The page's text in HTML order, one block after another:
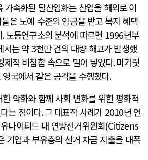
가속화된 탈산업화는 산업을 해외로 이
은 노예 수준의 임금을 받고 복지 혜택
.노동연구소의 분석에 따르면 1996년부
서는 약 3천만 건의 대량 해고가 발생했
제적 비참함 속으로 밀어 넣었다.마거릿
국에서 같은 공격을 수행했다.
악화와 함께 사회 변화를 위한 평화적
는 점이다.그 대표적 사례가 2010년 연
나이티드 대 연방선거위원회(Citizens
기업과 부유층의 선거 자금 지출을 대폭